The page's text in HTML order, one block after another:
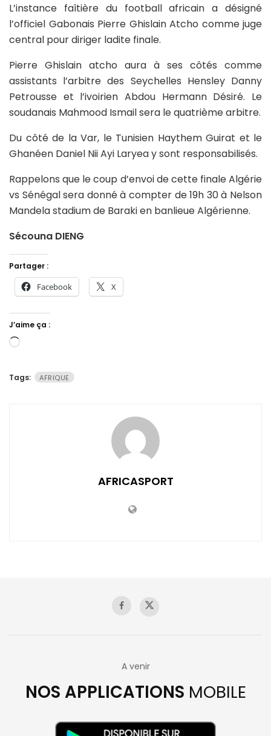
L’instance faîtière du football africain a désigné
l’officiel Gabonais Pierre Ghislain Atcho comme juge
central pour diriger ladite finale.
Pierre Ghislain atcho aura à ses côtés comme
assistants l’arbitre des Seychelles Hensley Danny
Petrousse et l’ivoirien Abdou Hermann Désiré. Le
soudanais Mahmood Ismail sera le quatrième arbitre.
Du côté de la Var, le Tunisien Haythem Guirat et le
Ghanéen Daniel Nii Ayi Laryea y sont responsabilisés.
Rappelons que le coup d’envoi de cette finale Algérie
vs Sénégal sera donné à compter de 19h 30 à Nelson
Mandela stadium de Baraki en banlieue Algérienne.
Sécouna DIENG
Partager :
Facebook X
J’aime ça :
Chargement…
Tags: AFRIQUE
AFRICASPORT
A venir
NOS APPLICATIONS MOBILE